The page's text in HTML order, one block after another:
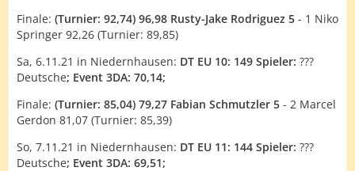
Finale: (Turnier: 92,74) 96,98 Rusty-Jake Rodriguez 5 - 1 Niko
Springer 92,26 (Turnier: 89,85)
Sa, 6.11.21 in Niedernhausen: DT EU 10: 149 Spieler: ???
Deutsche; Event 3DA: 70,14;
Finale: (Turnier: 85,04) 79,27 Fabian Schmutzler 5 - 2 Marcel
Gerdon 81,07 (Turnier: 85,39)
So, 7.11.21 in Niedernhausen: DT EU 11: 144 Spieler: ???
Deutsche; Event 3DA: 69,51;